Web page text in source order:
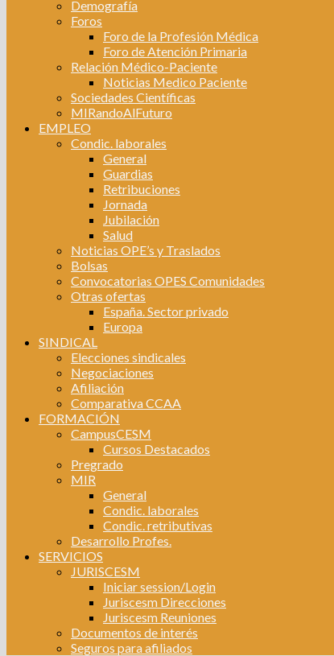
Demografía
Foros
Foro de la Profesión Médica
Foro de Atención Primaria
Relación Médico-Paciente
Noticias Medico Paciente
Sociedades Científicas
MIRandoAlFuturo
EMPLEO
Condic. laborales
General
Guardias
Retribuciones
Jornada
Jubilación
Salud
Noticias OPE’s y Traslados
Bolsas
Convocatorias OPES Comunidades
Otras ofertas
España. Sector privado
Europa
SINDICAL
Elecciones sindicales
Negociaciones
Afiliación
Comparativa CCAA
FORMACIÓN
CampusCESM
Cursos Destacados
Pregrado
MIR
General
Condic. laborales
Condic. retributivas
Desarrollo Profes.
SERVICIOS
JURISCESM
Iniciar session/Login
Juriscesm Direcciones
Juriscesm Reuniones
Documentos de interés
Seguros para afiliados